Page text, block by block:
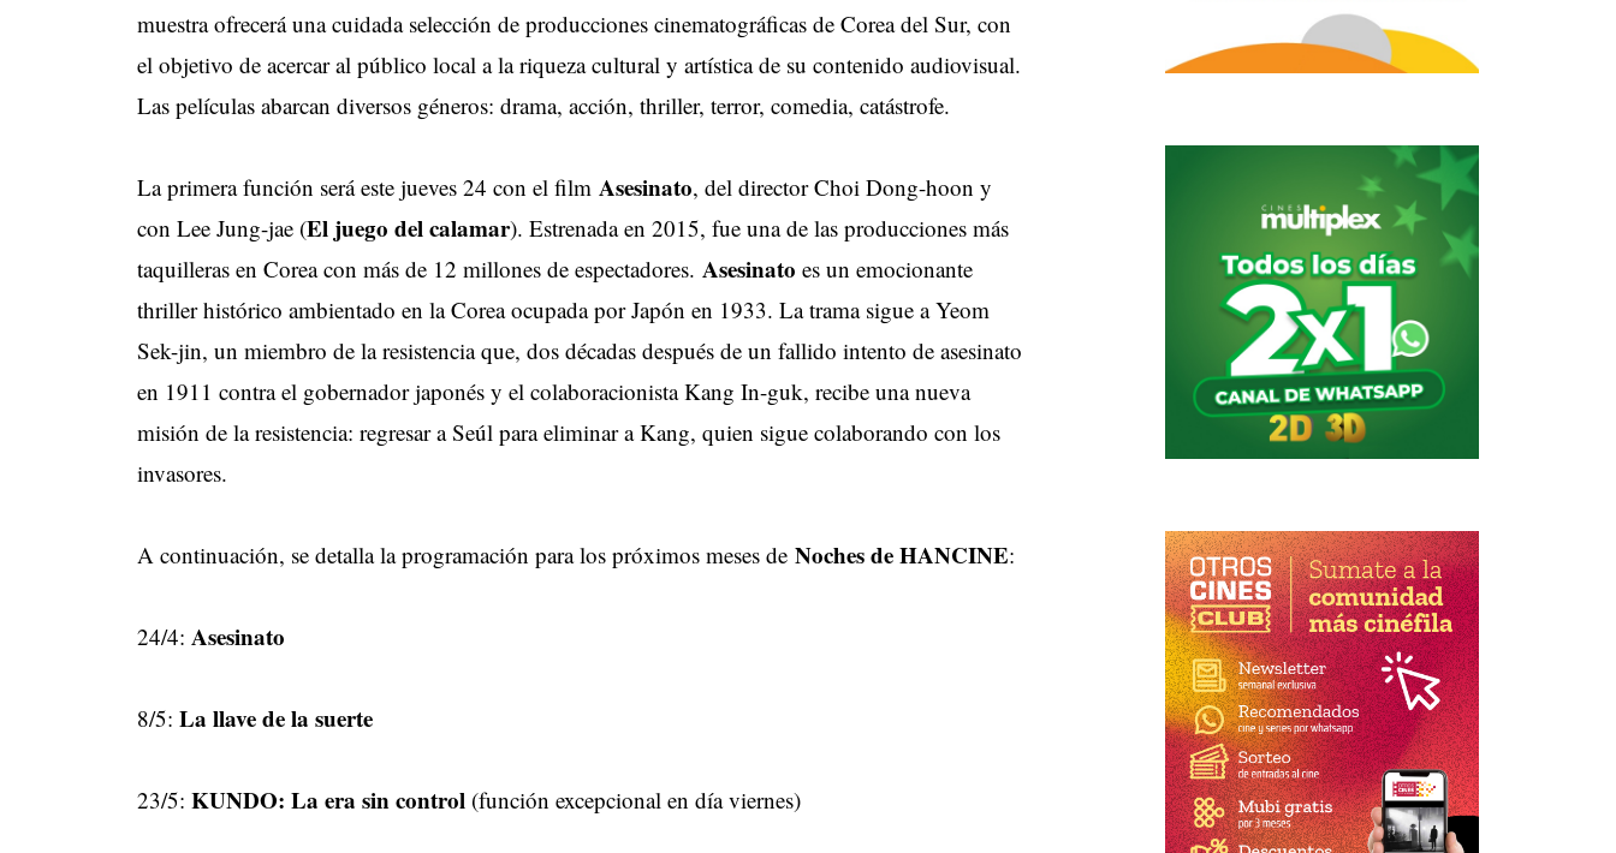
muestra ofrecerá una cuidada selección de producciones cinematográficas de Corea del Sur, con
el objetivo de acercar al público local a la riqueza cultural y artística de su contenido audiovisual.
Las películas abarcan diversos géneros: drama, acción, thriller, terror, comedia, catástrofe.
La primera función será este jueves 24 con el film Asesinato, del director Choi Dong-hoon y
con Lee Jung-jae (El juego del calamar). Estrenada en 2015, fue una de las producciones más
taquilleras en Corea con más de 12 millones de espectadores. Asesinato es un emocionante
thriller histórico ambientado en la Corea ocupada por Japón en 1933. La trama sigue a Yeom
Sek-jin, un miembro de la resistencia que, dos décadas después de un fallido intento de asesinato
en 1911 contra el gobernador japonés y el colaboracionista Kang In-guk, recibe una nueva
misión de la resistencia: regresar a Seúl para eliminar a Kang, quien sigue colaborando con los
invasores.
A continuación, se detalla la programación para los próximos meses de Noches de HANCINE:
24/4: Asesinato
8/5: La llave de la suerte
23/5: KUNDO: La era sin control (función excepcional en día viernes)